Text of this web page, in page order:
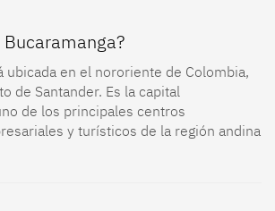
ubicada en el nororiente de Colombia,
de Santander. Es la capital
de los principales centros
y turísticos de la región andina